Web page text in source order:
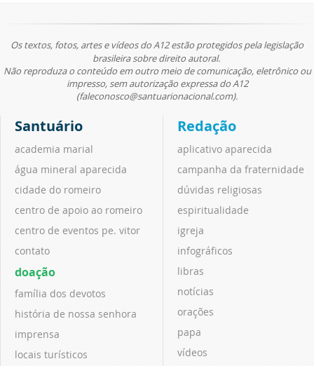
Os textos, fotos, artes e vídeos do A12 estão protegidos pela legislação
brasileira sobre direito autoral.
Não reproduza o conteúdo em outro meio de comunicação, eletrônico ou
impresso, sem autorização expressa do A12
(faleconosco@santuarionacional.com).
Santuário
academia marial
água mineral aparecida
cidade do romeiro
centro de apoio ao romeiro
centro de eventos pe. vitor
contato
doação
família dos devotos
história de nossa senhora
imprensa
locais turísticos
Redação
aplicativo aparecida
campanha da fraternidade
dúvidas religiosas
espiritualidade
igreja
infográficos
libras
notícias
orações
papa
vídeos